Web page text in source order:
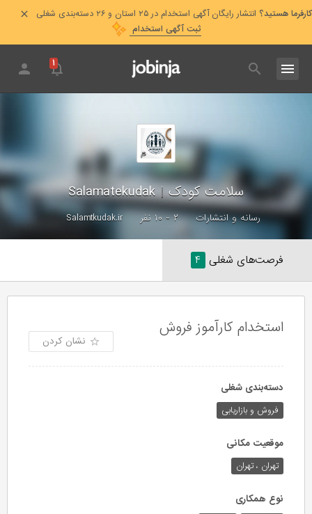
کارفرما هستید؟ انتشار رایگان آگهی استخدام در ۲۵ استان و ۲۶ دسته‌بندی شغلی
ثبت آگهی استخدام
۱
سلامت کودک|
Salamatekudak
رسانه و انتشارات ۲ - ۱۰ نفر Salamtkudak.ir
فرصت‌های شغلی ۴
استخدام کارآموز فروش
نشان کردن
دسته‌بندی شغلی
فروش و بازاریابی
موقعیت مکانی
تهران ، تهران
نوع همکاری